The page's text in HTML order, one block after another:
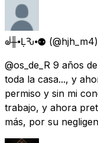
ᣫ╫⦁ḶѦԄ⦁⚉
@os_de_R 9 años
toda la casa..., y
permiso y sin mi
trabajo, y ahora
más, por su